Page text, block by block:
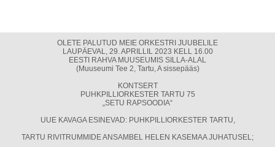
OLETE PALUTUD MEIE ORKESTRI JUUBELILE
LAUPÄEVAL, 29. APRILLIL 2023 KELL 16.00
EESTI RAHVA MUUSEUMIS SILLA-ALAL
(Muuseumi Tee 2, Tartu, A sissepääs)
KONTSERT
PUHKPILLIORKESTER TARTU 75
„SETU RAPSOODIA“
UUE KAVAGA ESINEVAD: PUHKPILLIORKESTER TARTU,
TARTU RIVITRUMMIDE ANSAMBEL HELEN KASEMAA JUHATUSEL;